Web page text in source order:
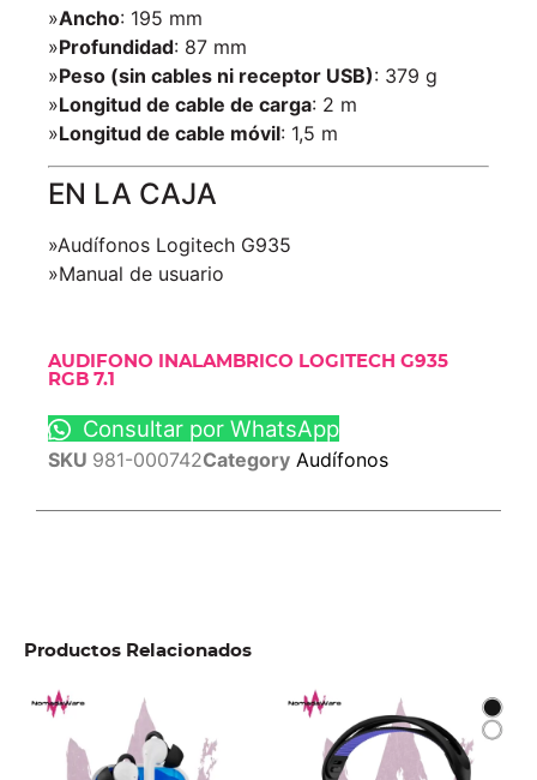
»Ancho: 195 mm
»Profundidad: 87 mm
»Peso (sin cables ni receptor USB): 379 g
»Longitud de cable de carga: 2 m
»Longitud de cable móvil: 1,5 m
EN LA CAJA
»Audífonos Logitech G935
»Manual de usuario
AUDIFONO INALAMBRICO LOGITECH G935
RGB 7.1
Consultar por WhatsApp
SKU 981-000742Category Audífonos
Productos Relacionados